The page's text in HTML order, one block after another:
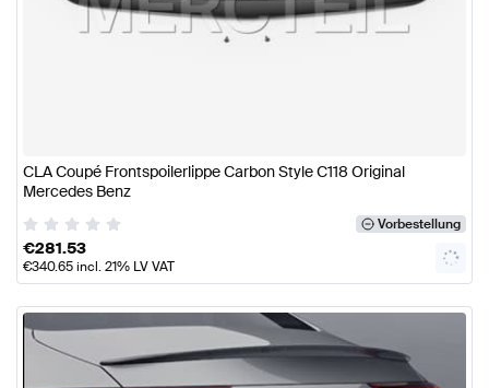
CLA Coupé Frontspoilerlippe Carbon Style C118 Original
Mercedes Benz
Vorbestellung
€281.53
€340.65incl. 21% LV VAT